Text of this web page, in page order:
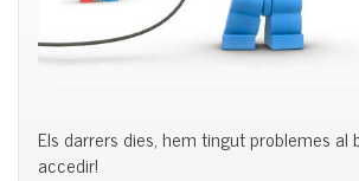
Els darrers dies, hem tingut problemes al
accedir!